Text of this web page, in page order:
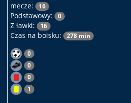
mecze: 16
Podstawowy: 0
Z ławki: 16
Czas na boisku: 278 min
0
0
0
1